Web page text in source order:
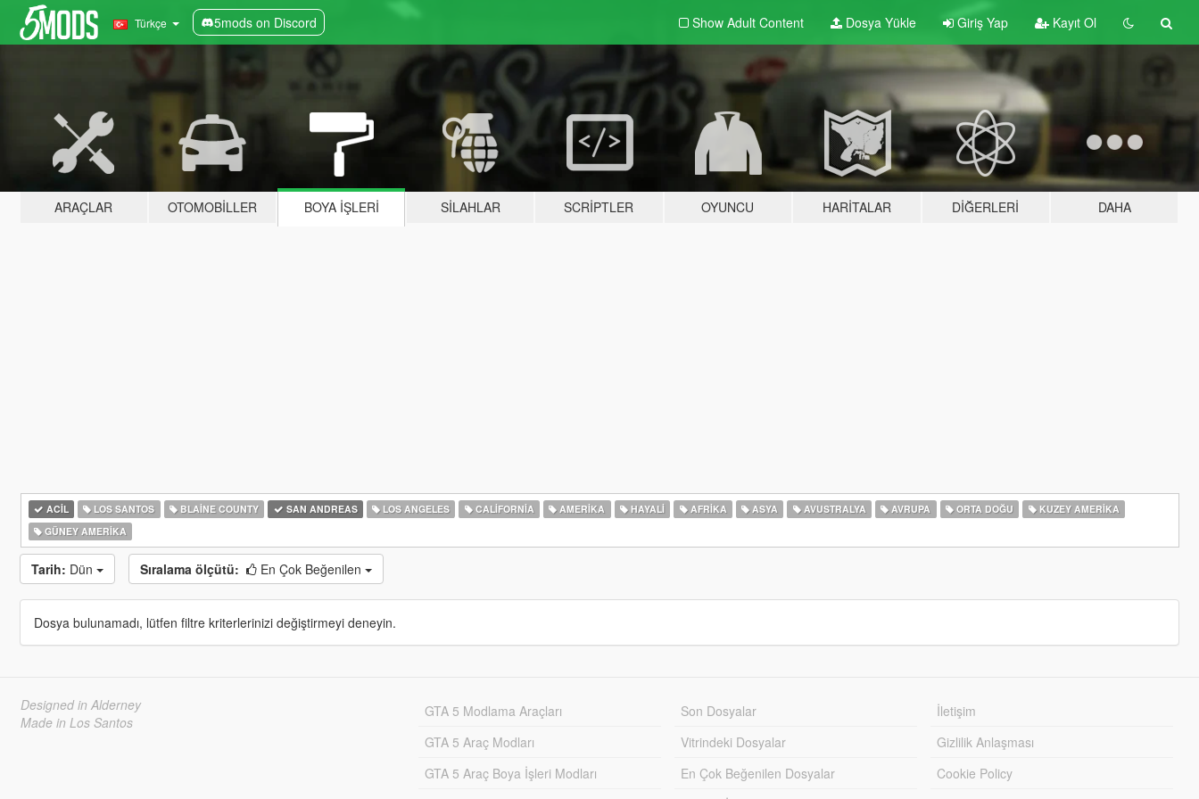
Türkçe 5mods on Discord Show Adult Content Dosya Yükle Giriş Yap Kayıt Ol
ARAÇLAR OTOMOBILLER BOYA İŞLERI SILAHLAR SCRIPTLER OYUNCU HARITALAR DIĞERLERI DAHA
ACIL LOS SANTOS BLAINE COUNTY SAN ANDREAS LOS ANGELES CALIFORNIA AMERIKA HAYALI AFRIKA ASYA AVUSTRALYA AVRUPA ORTA DOĞU
KUZEY AMERIKA
GÜNEY AMERIKA
Tarih: Dün Sıralama ölçütü: En Çok Beğenilen
Dosya bulunamadı, lütfen filtre kriterlerinizi değiştirmeyi deneyin.
Designed in Alderney
Made in Los Santos
GTA 5 Modlama Araçları
GTA 5 Araç Modları
GTA 5 Araç Boya İşleri Modları
Son Dosyalar
Vitrindeki Dosyalar
En Çok Beğenilen Dosyalar
İletişim
Gizlilik Anlaşması
Cookie Policy